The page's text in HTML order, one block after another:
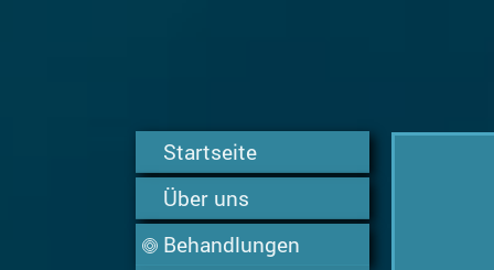
Startseite
Über uns
Behandlungen